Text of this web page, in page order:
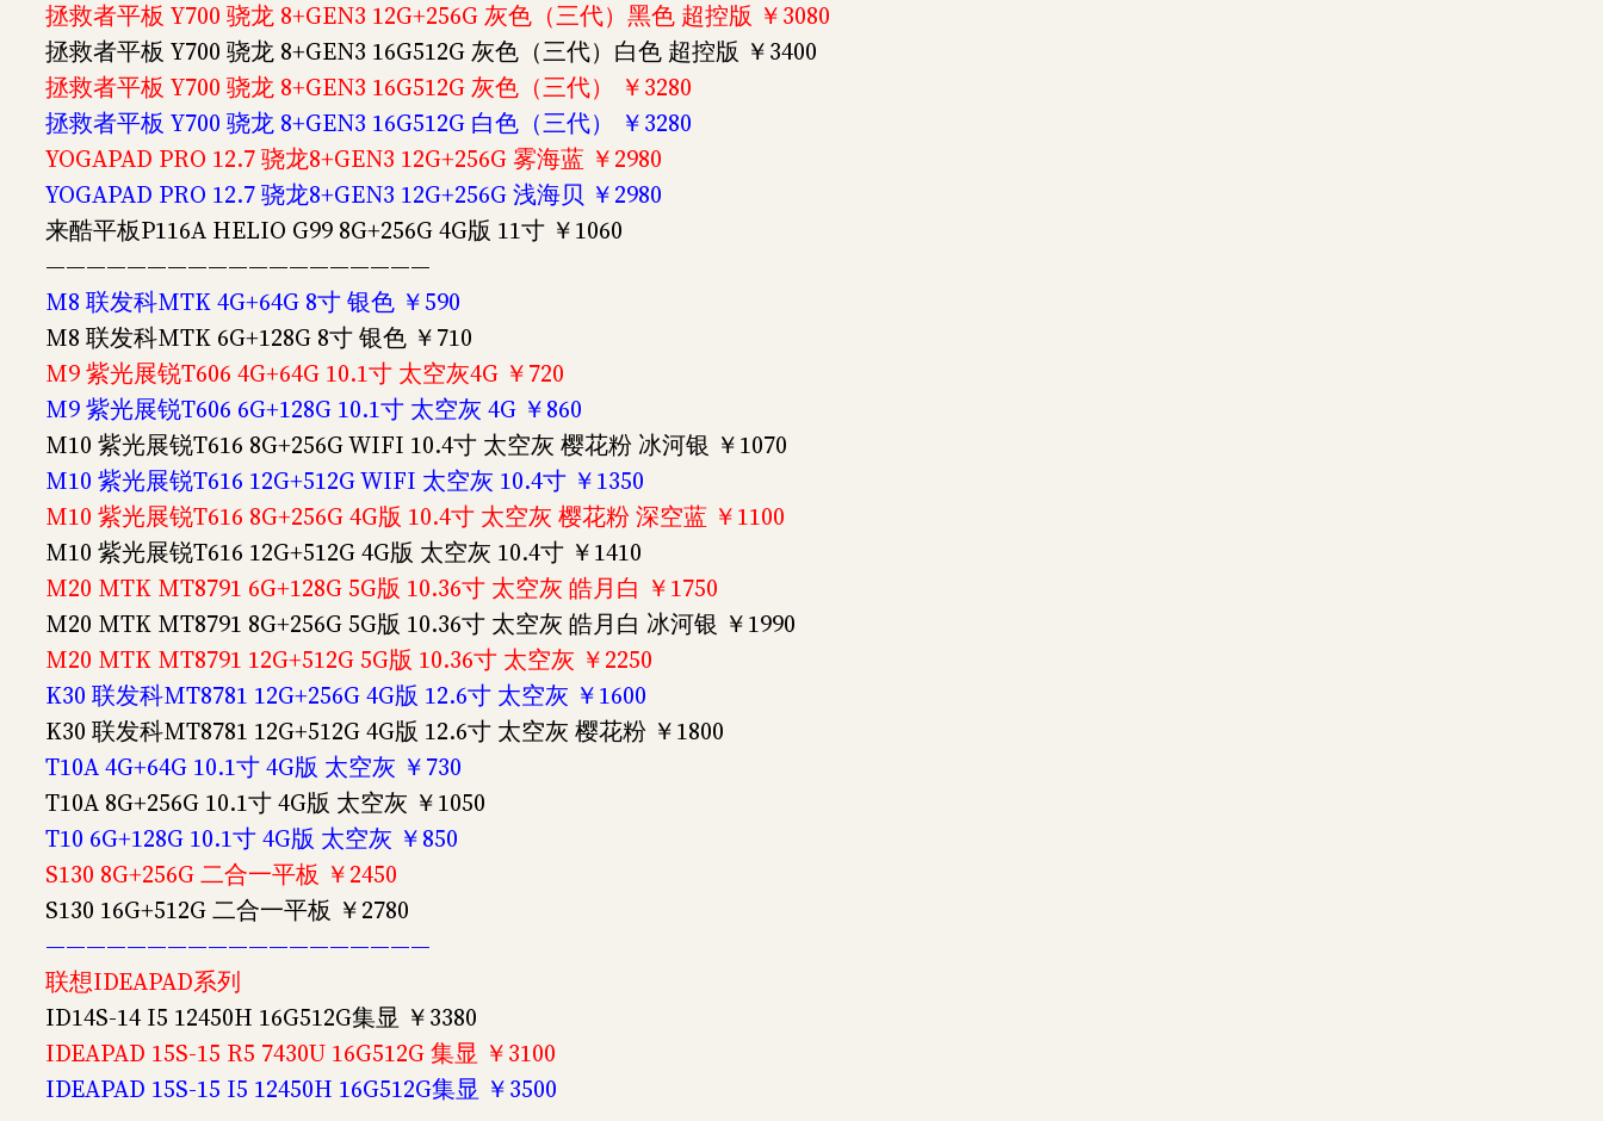
拯救者平板 Y700 骁龙 8+GEN3 12G+256G 灰色（三代）黑色 超控版 ￥3080
拯救者平板 Y700 骁龙 8+GEN3 16G512G 灰色（三代）白色 超控版 ￥3400
拯救者平板 Y700 骁龙 8+GEN3 16G512G 灰色（三代） ￥3280
拯救者平板 Y700 骁龙 8+GEN3 16G512G 白色（三代） ￥3280
YOGAPAD PRO 12.7 骁龙8+GEN3 12G+256G 雾海蓝 ￥2980
YOGAPAD PRO 12.7 骁龙8+GEN3 12G+256G 浅海贝 ￥2980
来酷平板P116A HELIO G99 8G+256G 4G版 11寸 ￥1060
———————————————————
M8 联发科MTK 4G+64G 8寸 银色 ￥590
M8 联发科MTK 6G+128G 8寸 银色 ￥710
M9 紫光展锐T606 4G+64G 10.1寸 太空灰4G ￥720
M9 紫光展锐T606 6G+128G 10.1寸 太空灰 4G ￥860
M10 紫光展锐T616 8G+256G WIFI 10.4寸 太空灰 樱花粉 冰河银 ￥1070
M10 紫光展锐T616 12G+512G WIFI 太空灰 10.4寸 ￥1350
M10 紫光展锐T616 8G+256G 4G版 10.4寸 太空灰 樱花粉 深空蓝 ￥1100
M10 紫光展锐T616 12G+512G 4G版 太空灰 10.4寸 ￥1410
M20 MTK MT8791 6G+128G 5G版 10.36寸 太空灰 皓月白 ￥1750
M20 MTK MT8791 8G+256G 5G版 10.36寸 太空灰 皓月白 冰河银 ￥1990
M20 MTK MT8791 12G+512G 5G版 10.36寸 太空灰 ￥2250
K30 联发科MT8781 12G+256G 4G版 12.6寸 太空灰 ￥1600
K30 联发科MT8781 12G+512G 4G版 12.6寸 太空灰 樱花粉 ￥1800
T10A 4G+64G 10.1寸 4G版 太空灰 ￥730
T10A 8G+256G 10.1寸 4G版 太空灰 ￥1050
T10 6G+128G 10.1寸 4G版 太空灰 ￥850
S130 8G+256G 二合一平板 ￥2450
S130 16G+512G 二合一平板 ￥2780
———————————————————
联想IDEAPAD系列
ID14S-14 I5 12450H 16G512G集显 ￥3380
IDEAPAD 15S-15 R5 7430U 16G512G 集显 ￥3100
IDEAPAD 15S-15 I5 12450H 16G512G集显 ￥3500